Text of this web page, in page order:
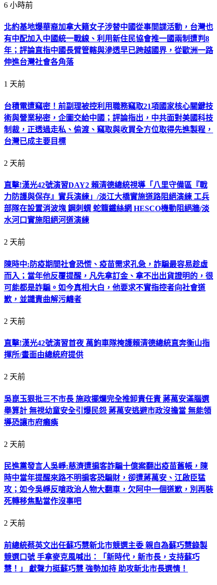
6 小時前
北約基地爆華裔加拿大籍女子涉替中國從事間諜活動，台灣也
有中配加入中國統一戰線、利用新住民協會推一國兩制遭判8
年；評論直指中國長臂管轄與滲透早已跨越國界，從歐洲一路
伸進台灣社會各角落
1 天前
台積電遭竊密！前副理被控利用職務竊取21項國家核心關鍵技
術與營業秘密，企圖交給中國；評論指出，中共面對美國科技
制裁，正透過走私、偷渡、竊取與收買全方位取得先進製程，
台灣已成主要目標
2 天前
直擊!漢光42號演習DAY2 賴清德總統視導「八里守備區『戰
力防護與保存』實兵演練」/淡江大橋實施道路阻絕演練 工兵
部隊在設置消波塊 鋼刺蝟 蛇籠鐵絲網 HESCO機動阻絕牆/淡
水河口實施阻絕河道演練
2 天前
陳時中:防疫期間社會恐慌、疫苗需求孔急，詐騙最容易趁虛
而入；當年他反覆提醒，凡先拿訂金、拿不出出貨證明的，很
可能都是詐騙。如今真相大白，他要求不實指控者向社會道
歉，並譴責曲解污衊者
2 天前
直擊!漢光42號演習首夜 萬鈞車隊掩護賴清德總統直奔衡山指
揮所/畫面由總統府提供
2 天前
吳崑玉狠批三不市長 施政擺爛完全推卸責任責 蔣萬安滿腦選
舉算計 無視幼童安全引爆民怨 蔣萬安逃避市政沒擔當 無能領
導恐讓市府癱瘓
2 天前
民進黨發言人吳崢:慈濟遭掮客詐騙十億案翻出疫苗舊帳，陳
時中當年提醒來路不明掮客恐騙財，卻遭蔣萬安、江啟臣猛
攻；如今吳崢反嗆政治人物大翻車，欠阿中一個道歉，別再裝
死轉移焦點當作沒事吧
2 天前
前總統蔡英文出任蘇巧慧新北市競選主委 親自為蘇巧慧錄製
競選口號 手拿麥克風喊出：「新時代，新市長，支持蘇巧
慧！」 獻聲力挺蘇巧慧 強勢加持 助攻新北市長選情！